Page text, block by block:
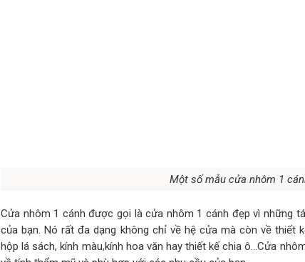
Một số mẫu cửa nhôm 1
Cửa nhôm 1 cánh được gọi là cửa nhôm 1 cánh đẹp vì những
của bạn. Nó rất đa dạng không chỉ về hệ cửa mà còn về thiết
hộp lá sách, kính màu,kính hoa văn hay thiết kế chia ô…Cửa